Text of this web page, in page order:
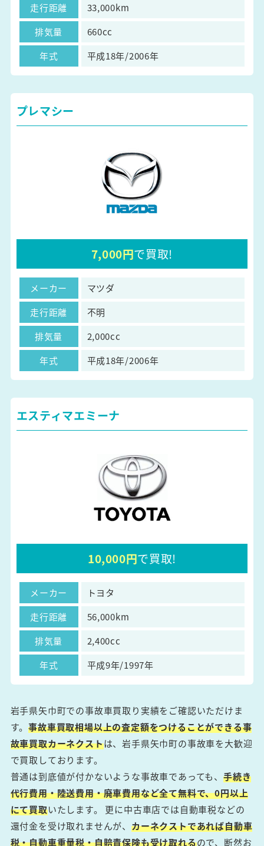
走行距離
33,000km
排気量
660cc
年式
平成18年/2006年
プレマシー
7,000円で買取!
メーカー
マツダ
走行距離
不明
排気量
2,000cc
年式
平成18年/2006年
エスティマエミーナ
10,000円で買取!
メーカー
トヨタ
走行距離
56,000km
排気量
2,400cc
年式
平成9年/1997年
岩手県矢巾町での事故車買取り実績をご確認いただけま
す。事故車買取相場以上の査定額をつけることができる事
故車買取カーネクストは、岩手県矢巾町の事故車を大歓迎
で買取しております。
普通は到底値が付かないような事故車であっても、手続き
代行費用・陸送費用・廃車費用など全て無料で、0円以上
にて買取いたします。 更に中古車店では自動車税などの
還付金を受け取れませんが、カーネクストであれば自動車
税・自動車重量税・自賠責保険も受け取れるので、断然お